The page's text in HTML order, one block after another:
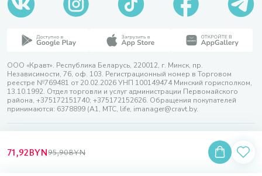
71,92BYN95,90BYN
ООО «Кравт». Республика Беларусь, 220012, г. Минск, пр.
Независимости, 76, оф. 103. Регистрационный номер в Торговом
реестре №769481 от 20.02.2026 УНП 100149474 Минский горисполком,
13.10.1992. Отдел торговли и услуг администрации Первомайского
района, +375172151740; +375172152626. Обращения покупателей
принимаются: 6378899 (А1, МТС, life, imanager@cravt.by.
Разработка сайта — SLAM
Выбор настроек Cookie